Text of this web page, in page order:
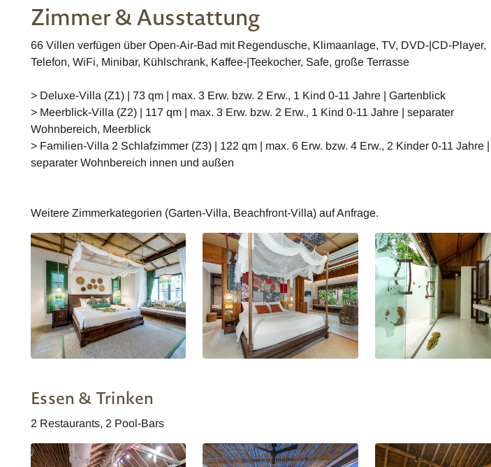
Zimmer & Ausstattung
66 Villen verfügen über Open-Air-Bad mit Regendusche, Klimaanlage, TV, DVD-|CD-Player,
Telefon, WiFi, Minibar, Kühlschrank, Kaffee-|Teekocher, Safe, große Terrasse
> Deluxe-Villa (Z1) | 73 qm | max. 3 Erw. bzw. 2 Erw., 1 Kind 0-11 Jahre | Gartenblick
> Meerblick-Villa (Z2) | 117 qm | max. 3 Erw. bzw. 2 Erw., 1 Kind 0-11 Jahre | separater
Wohnbereich, Meerblick
> Familien-Villa 2 Schlafzimmer (Z3) | 122 qm | max. 6 Erw. bzw. 4 Erw., 2 Kinder 0-11 Jahre |
separater Wohnbereich innen und außen
Weitere Zimmerkategorien (Garten-Villa, Beachfront-Villa) auf Anfrage.
Essen & Trinken
2 Restaurants, 2 Pool-Bars